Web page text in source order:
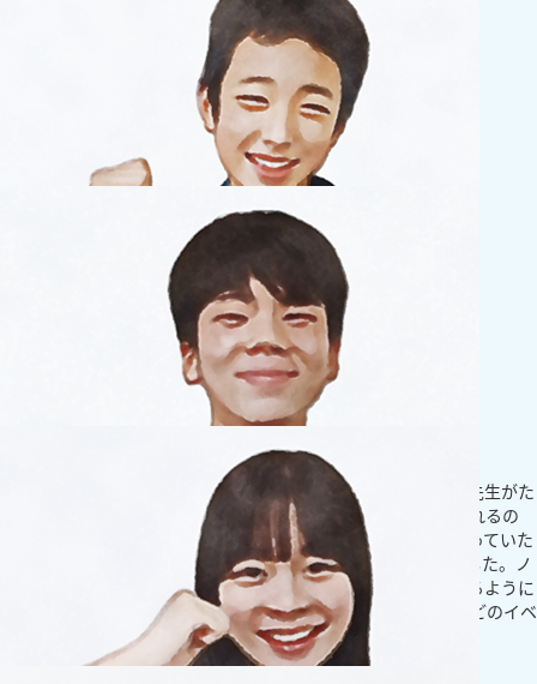
勉強もイベントも楽しく通えています！
優しいだけじゃなくて、ダメなことはダメと言ってくれるいい先生がた
くさんいます。分からない時にすごくわかりやすく説明してくれるの
で、楽しいです！特に算数は、前は公式ややり方を忘れてしまっていた
こともあったけど、先生に教えてもらって勉強方法が変わりました。ノ
ートにポイントをまとめたり、見返したりして、より理解できるように
なりました。授業以外でも、理科実験教室とかクリスマス会などのイベ
ントに参加できるのも創英に通って楽しいところです！
もっとみる